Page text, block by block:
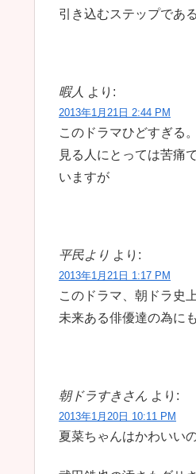
引き込むステップであ
暇人 より:
2013年1月21日 2:44 PM
このドラマひどすぎる
見る人にとっては苦痛
いますが
平民より より:
2013年1月21日 1:17 PM
このドラマ、朝ドラ史
未来ある俳優達の為にも
朝ドラすきさん より:
2013年1月20日 10:11 PM
夏菜ちゃんはかわいい